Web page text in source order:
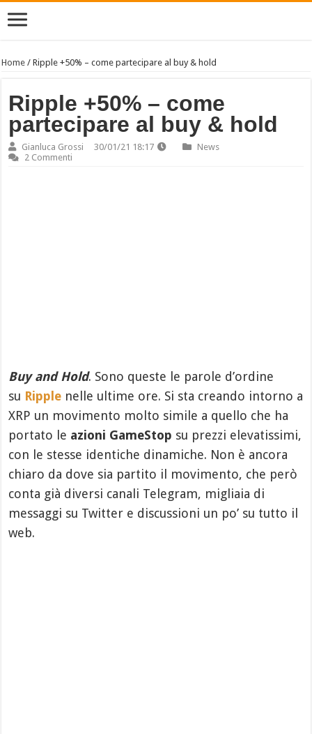
Home /Ripple +50% – come partecipare al buy & hold
Ripple +50% – come
partecipare al buy & hold
Gianluca Grossi 30/01/21 18:17
News
2 Commenti
Buy and Hold. Sono queste le parole d’ordine
su Ripple nelle ultime ore. Si sta creando intorno a
XRP un movimento molto simile a quello che ha
portato le azioni GameStop su prezzi elevatissimi,
con le stesse identiche dinamiche. Non è ancora
chiaro da dove sia partito il movimento, che però
conta già diversi canali Telegram, migliaia di
messaggi su Twitter e discussioni un po’ su tutto il
web.